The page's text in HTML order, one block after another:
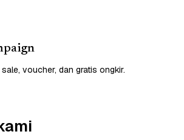
voucher, dan gratis ongkir.